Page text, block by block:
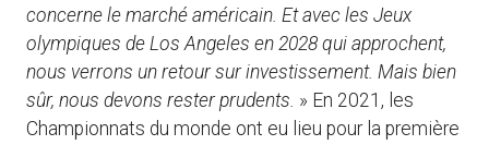
concerne le marché américain. Et avec les Jeux
olympiques de Los Angeles en 2028 qui approchent,
nous verrons un retour sur investissement. Mais bien
sûr, nous devons rester prudents. » En 2021, les
Championnats du monde ont eu lieu pour la première